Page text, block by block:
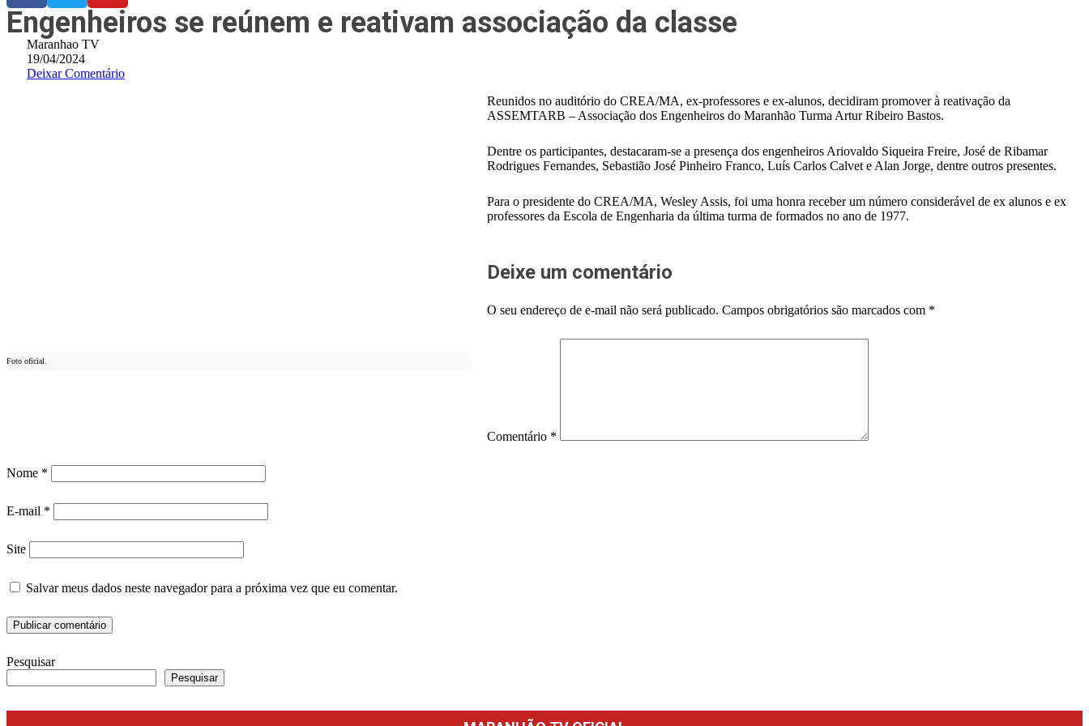
Engenheiros se reúnem e reativam associação da classe
Maranhao TV
19/04/2024
Deixar Comentário
Foto oficial.
Reunidos no auditório do CREA/MA, ex-professores e ex-alunos, decidiram promover à reativação da
ASSEMTARB – Associação dos Engenheiros do Maranhão Turma Artur Ribeiro Bastos.
Dentre os participantes, destacaram-se a presença dos engenheiros Ariovaldo Siqueira Freire, José de Ribamar
Rodrigues Fernandes, Sebastião José Pinheiro Franco, Luís Carlos Calvet e Alan Jorge, dentre outros presentes.
Para o presidente do CREA/MA, Wesley Assis, foi uma honra receber um número considerável de ex alunos e ex
professores da Escola de Engenharia da última turma de formados no ano de 1977.
Deixe um comentário
O seu endereço de e-mail não será publicado. Campos obrigatórios são marcados com *
Comentário *
Nome *
E-mail *
Site
Salvar meus dados neste navegador para a próxima vez que eu comentar.
Pesquisar
Pesquisar